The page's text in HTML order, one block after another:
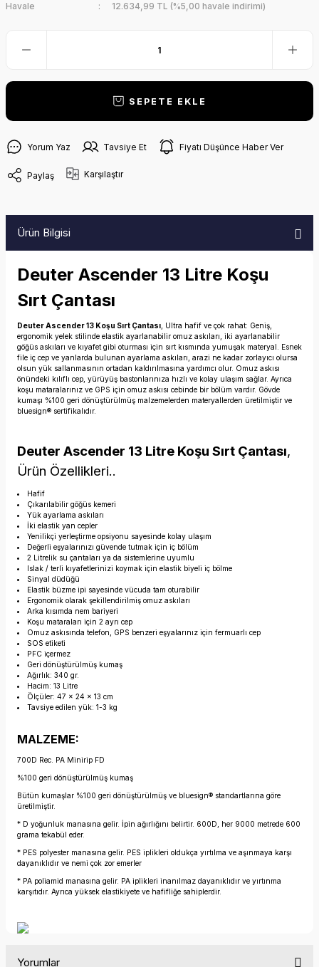
Havale
12.634,99 TL (%5,00 havale indirimi)
SEPETE EKLE
Yorum Yaz Tavsiye Et Fiyatı Düşünce Haber Ver
Paylaş Karşılaştır
Ürün Bilgisi
Deuter Ascender 13 Litre Koşu
Sırt Çantası
Deuter Ascender 13 Koşu Sırt Çantası , Ultra hafif ve çok rahat: Geniş,
ergonomik yelek stilinde elastik ayarlanabilir omuz askıları, iki ayarlanabilir
göğüs askıları ve kıyafet gibi oturması için sırt kısmında yumuşak materyal. Esnek
file iç cep ve yanlarda bulunan ayarlama askıları, arazi ne kadar zorlayıcı olursa
olsun yük sallanmasının ortadan kaldırılmasına yardımcı olur. Omuz askısı
önündeki kılıflı cep, yürüyüş bastonlarınıza hızlı ve kolay ulaşım sağlar. Ayrıca
koşu mataralarınız ve GPS için omuz askısı cebinde bir bölüm vardır. Gövde
kumaşı %100 geri dönüştürülmüş malzemelerden materyallerden üretilmiştir ve
bluesign® sertifikalıdır.
Deuter Ascender 13 Litre Koşu Sırt Çantası,
Ürün Özellikleri..
Hafif
Çıkarılabilir göğüs kemeri
Yük ayarlama askıları
İki elastik yan cepler
Yenilikçi yerleştirme opsiyonu sayesinde kolay ulaşım
Değerli eşyalarınızı güvende tutmak için iç bölüm
2 Litrelik su çantaları ya da sistemlerine uyumlu
Islak / terli kıyafetlerinizi koymak için elastik biyeli iç bölme
Sinyal düdüğü
Elastik büzme ipi sayesinde vücuda tam oturabilir
Ergonomik olarak şekillendirilmiş omuz askıları
Arka kısımda nem bariyeri
Koşu mataraları için 2 ayrı cep
Omuz askısında telefon, GPS benzeri eşyalarınız için fermuarlı cep
SOS etiketi
PFC içermez
Geri dönüştürülmüş kumaş
Ağırlık: 340 gr.
Hacim: 13 Litre
Ölçüler: 47 x 24 x 13 cm
Tavsiye edilen yük: 1-3 kg
MALZEME:
700D Rec. PA Minirip FD
%100 geri dönüştürülmüş kumaş
Bütün kumaşlar %100 geri dönüştürülmüş ve bluesign® standartlarına göre
üretilmiştir.
* D yoğunluk manasına gelir. İpin ağırlığını belirtir. 600D, her 9000 metrede 600
grama tekabül eder.
* PES polyester manasına gelir. PES iplikleri oldukça yırtılma ve aşınmaya karşı
dayanıklıdır ve nemi çok zor emerler
* PA poliamid manasına gelir. PA iplikleri inanılmaz dayanıklıdır ve yırtınma
karşıtıdır. Ayrıca yüksek elastikiyete ve hafifliğe sahiplerdir.
Yorumlar